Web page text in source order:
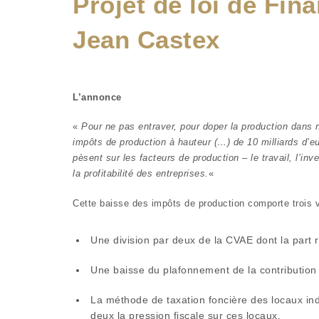
Jean Castex
L’annonce
« Pour ne pas entraver, pour doper la production
impôts de production à hauteur (…) de 10 milliards
pèsent sur les facteurs de production – le travail,
la profitabilité des entreprises. «
Cette baisse des impôts de production comporte trois
Une division par deux de la CVAE dont la part
Une baisse du plafonnement de la
La méthode de taxation foncière des locaux
deux la pression fiscale sur ces locaux.